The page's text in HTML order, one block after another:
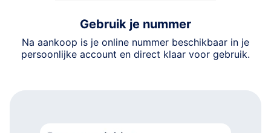
Gebruik je nummer
Na aankoop is je online nummer beschikbaar in je
persoonlijke account en direct klaar voor gebruik.